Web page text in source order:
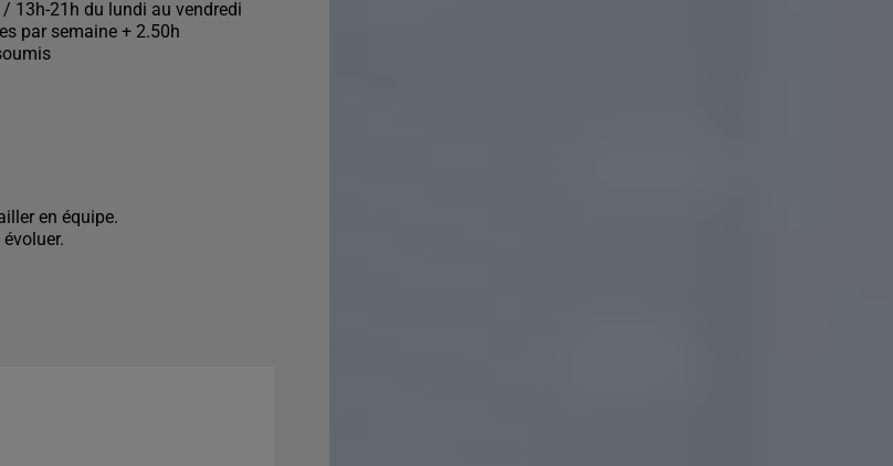
13h-21h du lundi au vendredi
par semaine + 2.50h
en équipe.